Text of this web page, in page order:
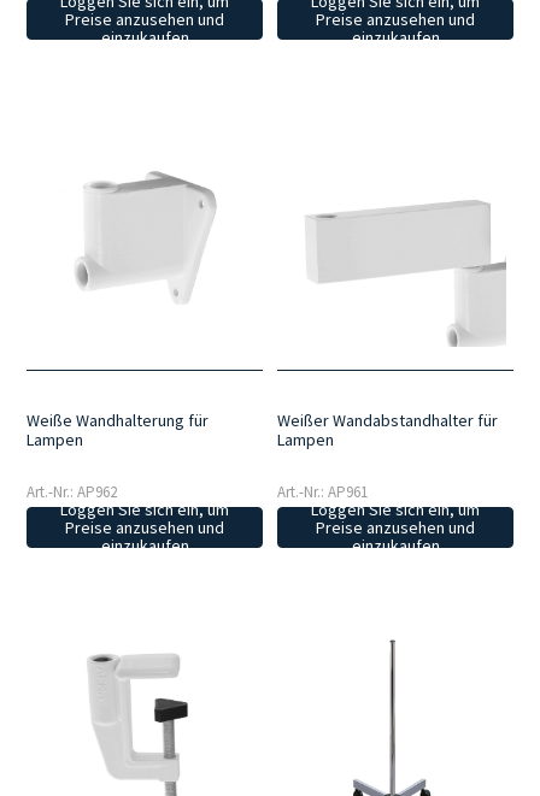
Preise anzusehen und
einzukaufen
Preise anzusehen und
einzukaufen
Weiße Wandhalterung für
Lampen
Art.-Nr.: AP962
Loggen Sie sich ein, um
Preise anzusehen und
einzukaufen
Weißer Wandabstandhalter für
Lampen
Art.-Nr.: AP961
Loggen Sie sich ein, um
Preise anzusehen und
einzukaufen